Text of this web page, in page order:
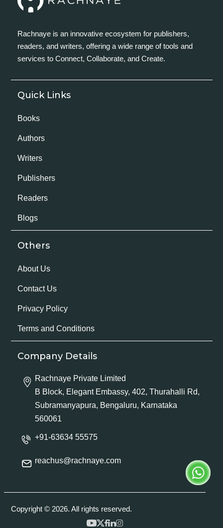
Rachnaye is an innovative ecosystem for publishers,
readers, and writers, offering a wide range of tools and
services to Connect, Collaborate, and Create.
Quick Links
Books
Authors
Writers
Publishers
Readers
Blogs
Others
About Us
Contact Us
Privacy Policy
Terms and Conditions
Company Details
Rachnaye Private Limited
B Block, Elegant Embassy, 402, Thurahalli Rd,
Subramanyapura, Bengaluru, Karnataka
560061
+91-63634 55575
reachus@rachnaye.com
Copyright © 2026. All rights reserved.